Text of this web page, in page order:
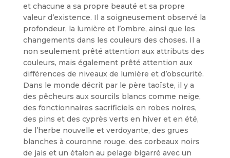
et chacune a sa propre beauté et sa propre
valeur d’existence. Il a soigneusement observé la
profondeur, la lumière et l’ombre, ainsi que les
changements dans les couleurs des choses. Il a
non seulement prêté attention aux attributs des
couleurs, mais également prêté attention aux
différences de niveaux de lumière et d’obscurité.
Dans le monde décrit par le père taoïste, il y a
des pêcheurs aux sourcils blancs comme neige,
des fonctionnaires sacrificiels en robes noires,
des pins et des cyprès verts en hiver et en été,
de l’herbe nouvelle et verdoyante, des grues
blanches à couronne rouge, des corbeaux noirs
de jais et un étalon au pelage bigarré avec un